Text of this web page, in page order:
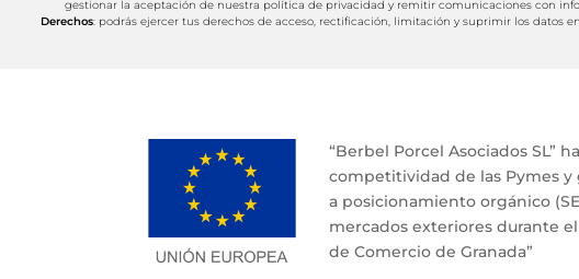
gestionar la aceptación de nuestra política de privacidad y remitir comunicaciones con
Derechos: podrás ejercer tus derechos de acceso, rectificación, limitación y suprimir los
“Berbel Porcel Asociados SL”
competitividad de las Pymes y
a posicionamiento orgánico
mercados exteriores durante
de Comercio de Granada”